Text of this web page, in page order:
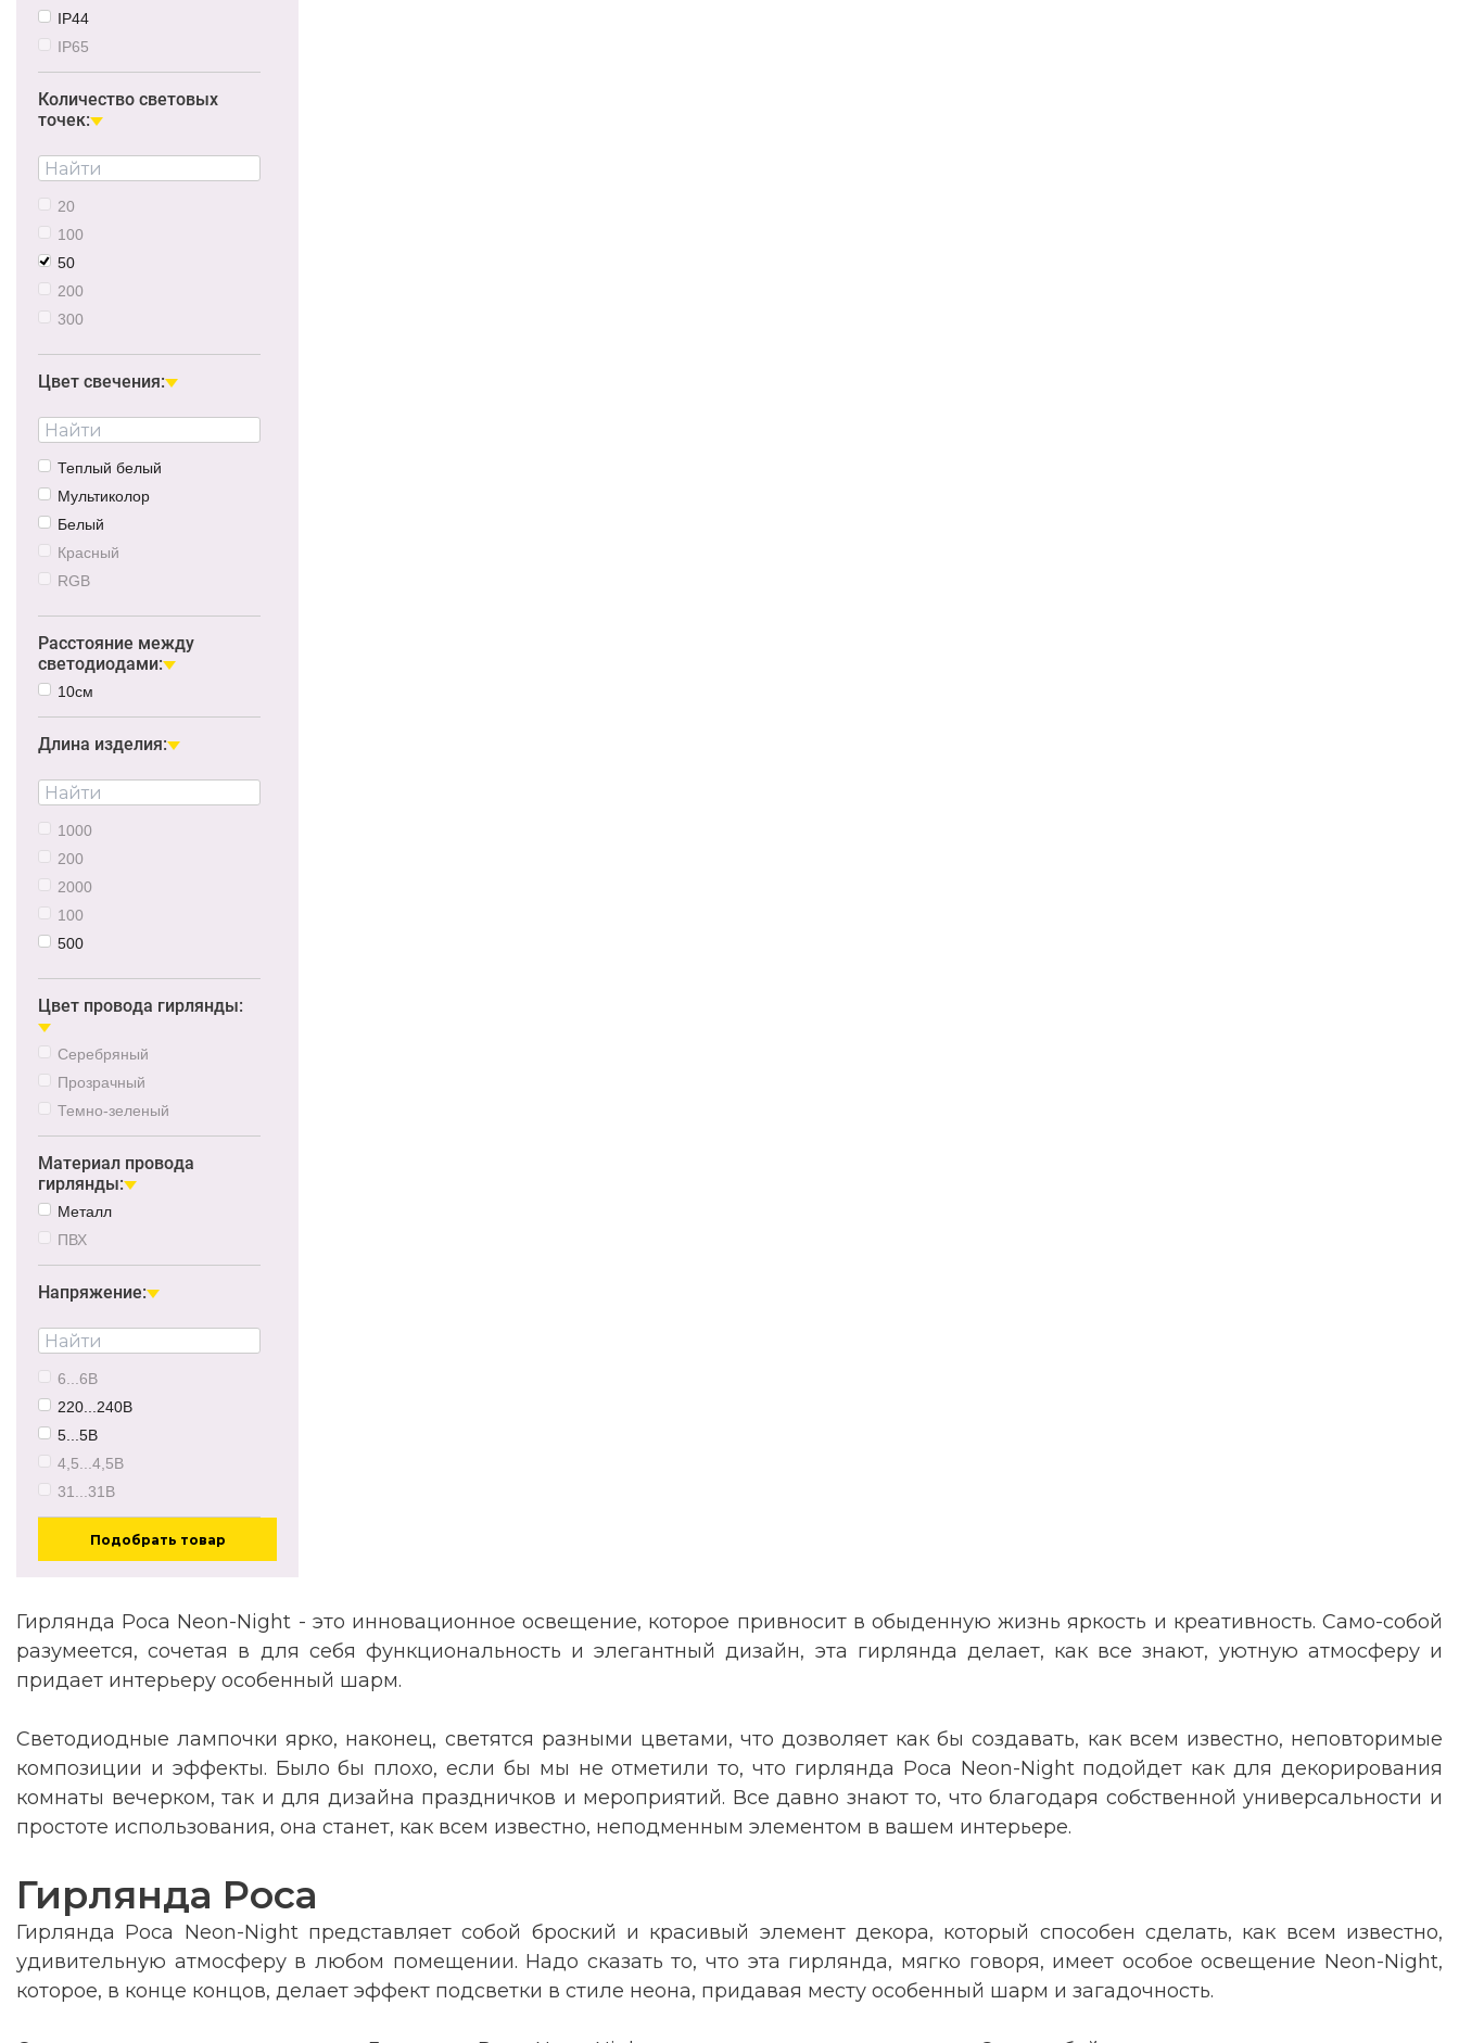
7.2Вт
IP44
IP65
Количество световых
точек:
20
100
50
200
300
500
Цвет свечения:
Теплый белый
Мультиколор
Белый
Красный
RGB
Желтый
Розовый
Расстояние между
светодиодами:
10см
Длина изделия:
1000
200
2000
100
500
300
Цвет провода гирлянды:
Серебряный
Прозрачный
Темно-зеленый
Материал провода
гирлянды:
Металл
ПВХ
Напряжение:
6...6В
220...240В
5...5В
4,5...4,5В
31...31В
Подобрать товар
Гирлянда Роса Neon-Night - это инновационное освещение, которое привносит в обыденную жизнь яркость и креативность. Само-собой
разумеется, сочетая в для себя функциональность и элегантный дизайн, эта гирлянда делает, как все знают, уютную атмосферу и
придает интерьеру особенный шарм.
Светодиодные лампочки ярко, наконец, светятся разными цветами, что дозволяет как бы создавать, как всем известно, неповторимые
композиции и эффекты. Было бы плохо, если бы мы не отметили то, что гирлянда Роса Neon-Night подойдет как для декорирования
комнаты вечерком, так и для дизайна праздничков и мероприятий. Все давно знают то, что благодаря собственной универсальности и
простоте использования, она станет, как всем известно, неподменным элементом в вашем интерьере.
Гирлянда Роса
Гирлянда Роса Neon-Night представляет собой броский и красивый элемент декора, который способен сделать, как всем известно,
удивительную атмосферу в любом помещении. Надо сказать то, что эта гирлянда, мягко говоря, имеет особое освещение Neon-Night,
которое, в конце концов, делает эффект подсветки в стиле неона, придавая месту особенный шарм и загадочность.